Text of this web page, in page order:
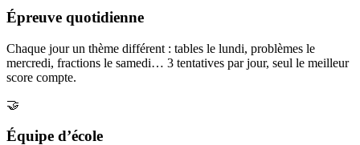
Épreuve quotidienne
Chaque jour un thème différent : tables le lundi, problèmes le
mercredi, fractions le samedi… 3 tentatives par jour, seul le meilleur
score compte.
🤝
Équipe d’école